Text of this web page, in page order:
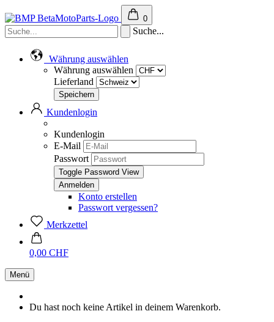
0
Suche...
Währung auswählen
Währung auswählen
Lieferland
Kundenlogin
Kundenlogin
E-Mail
Passwort
Toggle Password View
Konto erstellen
Passwort vergessen?
Merkzettel
0,00 CHF
Menü
Du hast noch keine Artikel in deinem Warenkorb.